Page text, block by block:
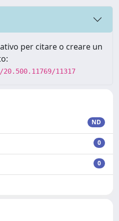
per citare o creare un
11317
ND
0
0